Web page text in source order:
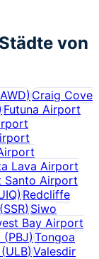
von
AWD)Craig Cove
Futuna Airport
Lava Airport
Santo Airport
) Redcliffe
(SSR) Siwo
Bay Airport
(PBJ) Tongoa
(ULB)Valesdir